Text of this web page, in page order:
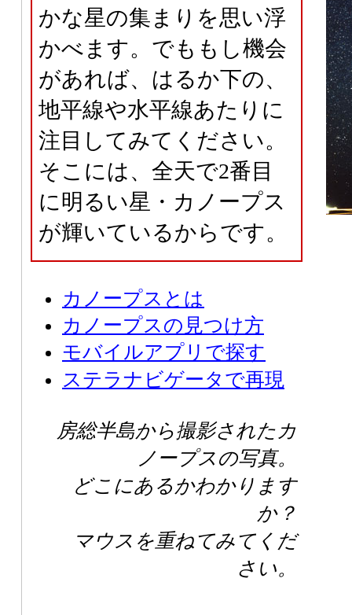
かな星の集まりを思い浮
かべます。でももし機会
があれば、はるか下の、
地平線や水平線あたりに
注目してみてください。
そこには、全天で2番目
に明るい星・カノープス
が輝いているからです。
カノープスとは
カノープスの見つけ方
モバイルアプリで探す
ステラナビゲータで再現
房総半島から撮影されたカ
ノープスの写真。
どこにあるかわかります
か？
マウスを重ねてみてくだ
さい。